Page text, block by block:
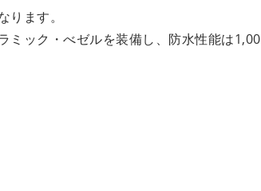
ます。
ミック・べゼルを装備し、防水性能は1,00